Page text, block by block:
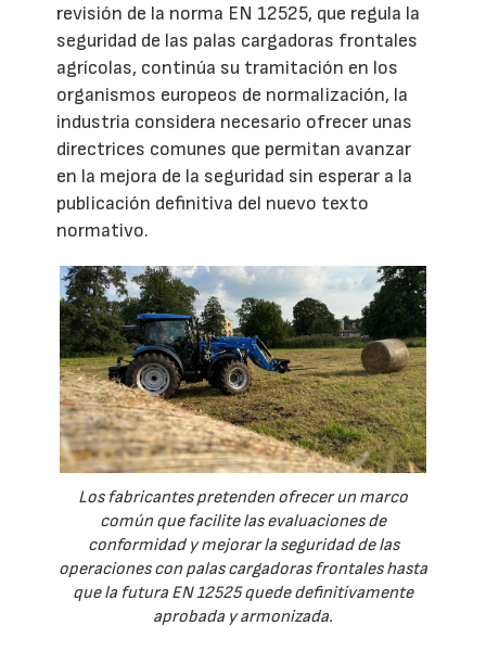
revisión de la norma EN 12525, que regula la
seguridad de las palas cargadoras frontales
agrícolas, continúa su tramitación en los
organismos europeos de normalización, la
industria considera necesario ofrecer unas
directrices comunes que permitan avanzar
en la mejora de la seguridad sin esperar a la
publicación definitiva del nuevo texto
normativo.
Los fabricantes pretenden ofrecer un marco
común que facilite las evaluaciones de
conformidad y mejorar la seguridad de las
operaciones con palas cargadoras frontales hasta
que la futura EN 12525 quede definitivamente
aprobada y armonizada.